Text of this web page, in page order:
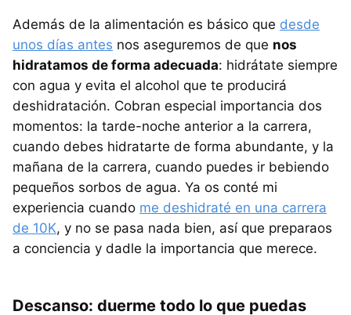
Además de la alimentación es básico que desde
unos días antes nos aseguremos de que nos
hidratamos de forma adecuada: hidrátate siempre
con agua y evita el alcohol que te producirá
deshidratación. Cobran especial importancia dos
momentos: la tarde-noche anterior a la carrera,
cuando debes hidratarte de forma abundante, y la
mañana de la carrera, cuando puedes ir bebiendo
pequeños sorbos de agua. Ya os conté mi
experiencia cuando me deshidraté en una carrera
de 10K, y no se pasa nada bien, así que preparaos
a conciencia y dadle la importancia que merece.
Descanso: duerme todo lo que puedas